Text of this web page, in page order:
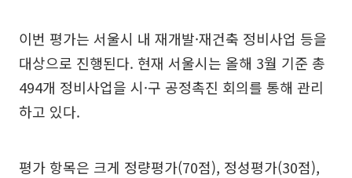
이번 평가는 서울시 내 재개발·재건축 정비사업 등을
대상으로 진행된다. 현재 서울시는 올해 3월 기준 총
494개 정비사업을 시·구 공정촉진 회의를 통해 관리
하고 있다.
평가 항목은 크게 정량평가(70점), 정성평가(30점),